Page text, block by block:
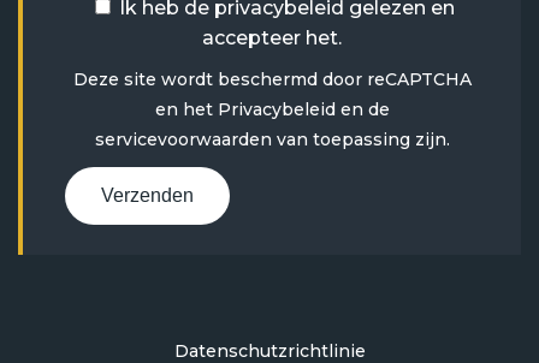
Ik heb de privacybeleid gelezen en
accepteer het.
Deze site wordt beschermd door reCAPTCHA
en het Privacybeleiden de
servicevoorwaarden van toepassing zijn.
Verzenden
Datenschutzrichtlinie